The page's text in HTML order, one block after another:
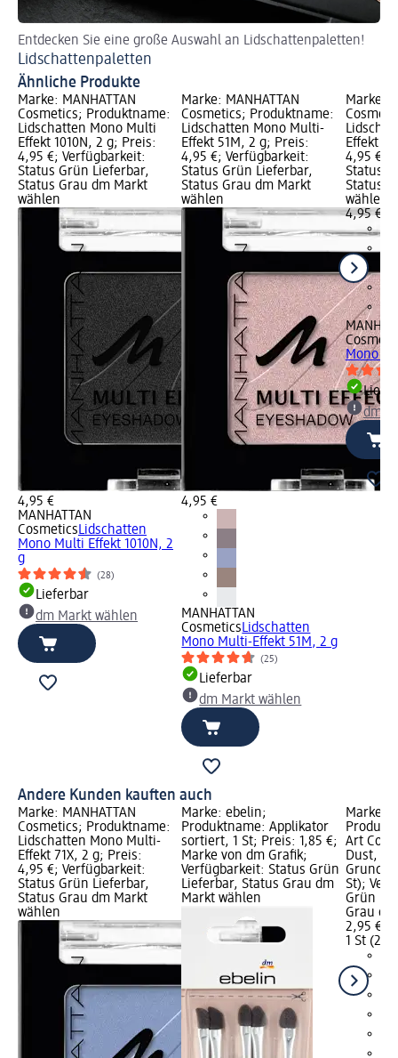
Entdecken Sie eine große Auswahl an Lidschattenpaletten!
Lidschattenpaletten
Ähnliche Produkte
Marke: MANHATTAN
Cosmetics; Produktname:
Lidschatten Mono Multi
Effekt 1010N, 2 g; Preis:
4,95 €; Verfügbarkeit:
Status Grün Lieferbar,
Status Grau dm Markt
wählen
4,95 €
MANHATTAN
CosmeticsLidschatten
Mono Multi Effekt 1010N, 2
g
(28)
Lieferbar
dm Markt wählen
Marke: MANHATTAN
Cosmetics; Produktname:
Lidschatten Mono Multi-
Effekt 51M, 2 g; Preis:
4,95 €; Verfügbarkeit:
Status Grün Lieferbar,
Status Grau dm Markt
wählen
4,95 €
MANHATTAN
CosmeticsLidschatten
Mono Multi-Effekt 51M, 2 g
(25)
Lieferbar
dm Markt wählen
Marke:
Effekt
4,95 €;
Status
Status
wählen
4,95 €
Mono
dm
Andere Kunden kauften auch
Marke: MANHATTAN
Cosmetics; Produktname:
Lidschatten Mono Multi-
Effekt 71X, 2 g; Preis:
4,95 €; Verfügbarkeit:
Status Grün Lieferbar,
Status Grau dm Markt
wählen
Marke: ebelin;
Produktname: Applikator
sortiert, 1 St; Preis: 1,85 €;
Marke von dm Grafik;
Verfügbarkeit: Status Grün
Lieferbar, Status Grau dm
Markt wählen
Marke:
Art
Dust, 2
St);
Grün
Grau
2,95 €
1 St